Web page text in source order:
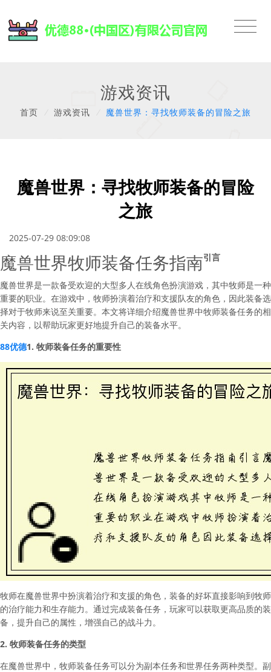
游戏资讯
首页 游戏资讯 魔兽世界：寻找牧师装备的冒险之旅
魔兽世界：寻找牧师装备的冒险
之旅
2025-07-29 08:09:08
魔兽世界牧师装备任务指南引言
魔兽世界是一款备受欢迎的大型多人在线角色扮演游戏，其中牧师是一种
重要的职业。在游戏中，牧师扮演着治疗和支援队友的角色，因此装备选
择对于牧师来说至关重要。本文将详细介绍魔兽世界中牧师装备任务的相
关内容，以帮助玩家更好地提升自己的装备水平。
88优德1. 牧师装备任务的重要性
牧师在魔兽世界中扮演着治疗和支援的角色，装备的好坏直接影响到牧师
的治疗能力和生存能力。通过完成装备任务，玩家可以获取更高品质的装
备，提升自己的属性，增强自己的战斗力。
2. 牧师装备任务的类型
在魔兽世界中，牧师装备任务可以分为副本任务和世界任务两种类型。副